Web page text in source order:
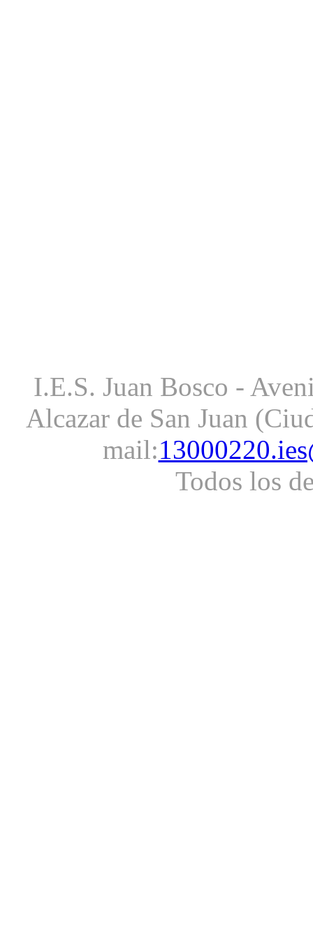
I.E.S. Juan Bosco -
Alcazar de San Juan
mail:
Todos los